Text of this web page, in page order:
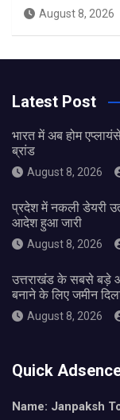
August 8, 2026
Latest Post
भारत में अब होम
ब्रांड
August 8, 2026
प्रदेश में नकली डेयरी
आदेश हुआ जारी
August 8, 2026
उत्तराखंड के सबसे बड़े
बनाने के लिए जमीन
August 8, 2026
Quick
Name: Janpaksh